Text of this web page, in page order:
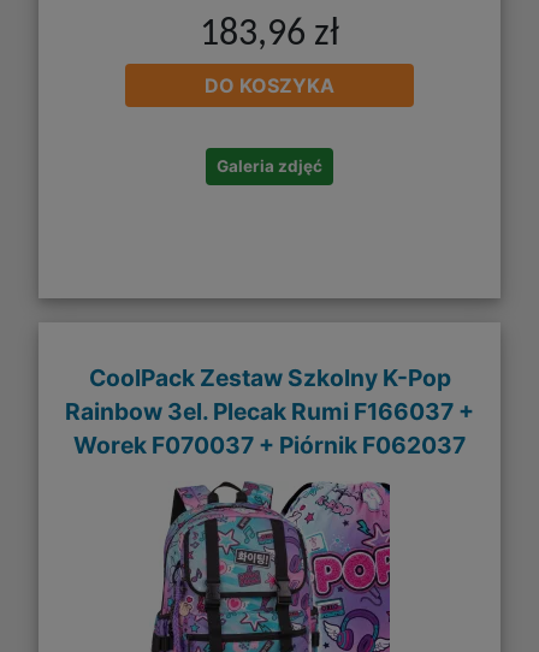
183,96 zł
DO KOSZYKA
Galeria zdjęć
CoolPack Zestaw Szkolny K-Pop
Rainbow 3el. Plecak Rumi F166037 +
Worek F070037 + Piórnik F062037